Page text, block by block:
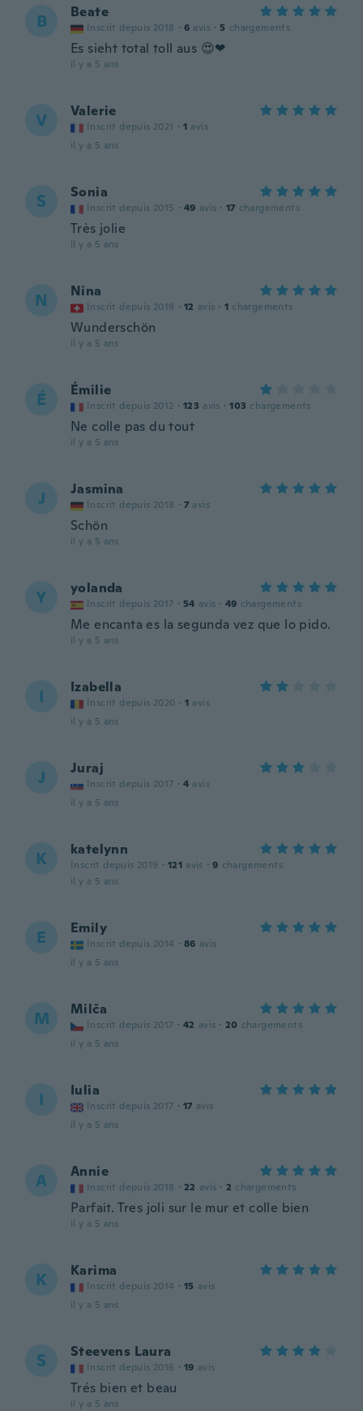
B Beate
Inscrit depuis 2018 · 6 avis · 5 chargements
Es sieht total toll aus 😍❤
il y a 5 ans
V Valerie
Inscrit depuis 2021 · 1 avis
il y a 5 ans
S Sonia
Inscrit depuis 2015 · 49 avis · 17 chargements
Très jolie
il y a 5 ans
N Nina
Inscrit depuis 2019 · 12 avis · 1 chargements
Wunderschön
il y a 5 ans
É Émilie
Inscrit depuis 2012 · 123 avis · 103 chargements
Ne colle pas du tout
il y a 5 ans
J Jasmina
Inscrit depuis 2018 · 7 avis
Schön
il y a 5 ans
Y yolanda
Inscrit depuis 2017 · 54 avis · 49 chargements
Me encanta es la segunda vez que lo pido.
il y a 5 ans
I Izabella
Inscrit depuis 2020 · 1 avis
il y a 5 ans
J Juraj
Inscrit depuis 2017 · 4 avis
il y a 5 ans
K katelynn
Inscrit depuis 2019 · 121 avis · 9 chargements
il y a 5 ans
E Emily
Inscrit depuis 2014 · 86 avis
il y a 5 ans
M Milča
Inscrit depuis 2017 · 42 avis · 20 chargements
il y a 5 ans
I Iulia
Inscrit depuis 2017 · 17 avis
il y a 5 ans
A Annie
Inscrit depuis 2018 · 22 avis · 2 chargements
Parfait. Tres joli sur le mur et colle bien
il y a 5 ans
K Karima
Inscrit depuis 2014 · 15 avis
il y a 5 ans
S Steevens Laura
Inscrit depuis 2016 · 19 avis
Trés bien et beau
il y a 5 ans